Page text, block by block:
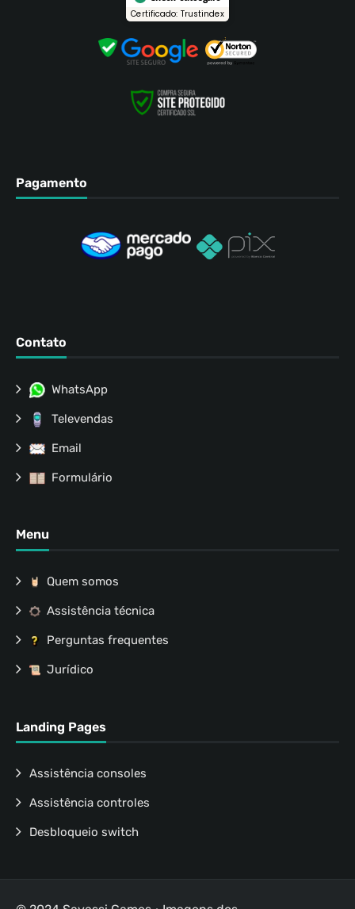
Certificado: Trustindex
Pagamento
Contato
WhatsApp
Televendas
Email
Formulário
Menu
Quem somos
Assistência técnica
Perguntas frequentes
Jurídico
Landing Pages
Assistência consoles
Assistência controles
Desbloqueio switch